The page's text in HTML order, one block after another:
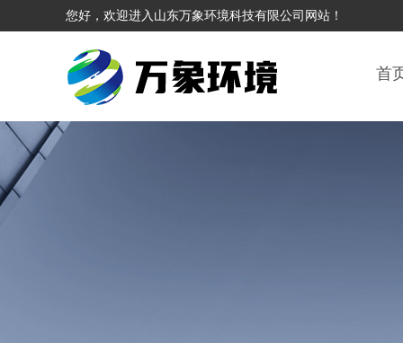
您好，欢迎进入山东万象环境科技有限公司网站！
首